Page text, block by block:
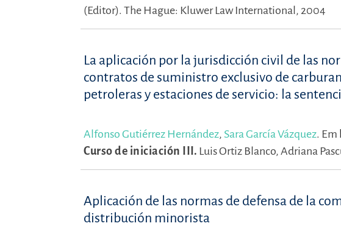
(Editor). The Hague: Kluwer Law International, 2004
La aplicación por la jurisdicción civil de las
contratos de suministro exclusivo de
petroleras y estaciones de servicio: la
Alfonso Gutiérrez Hernández, Sara García Vázquez. Em
Curso de iniciación III. Luis Ortiz Blanco, Adriana
Aplicación de las normas de defensa de la
distribución minorista